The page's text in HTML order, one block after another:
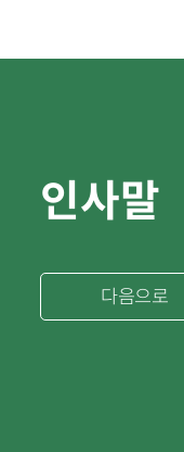
인사말
다음으로